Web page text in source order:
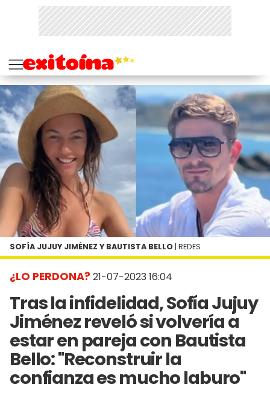
¿LO PERDONA? 21-07-2023 16:04
Tras la infidelidad, Sofía Jujuy
Jiménez reveló si volvería a
estar en pareja con Bautista
Bello: "Reconstruir la
confianza es mucho laburo"
SOFÍA JUJUY JIMÉNEZ Y BAUTISTA BELLO | REDES